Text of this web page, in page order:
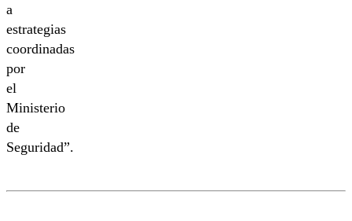
a
estrategias
coordinadas
por
el
Ministerio
de
Seguridad”.